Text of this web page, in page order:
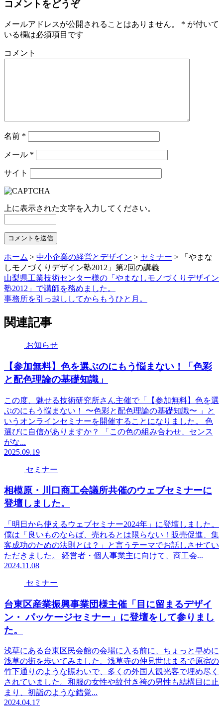
コメントをどうぞ
メールアドレスが公開されることはありません。 * が付いて
いる欄は必須項目です
コメント
名前 *
メール *
サイト
上に表示された文字を入力してください。
ホーム > 中小企業の経営とデザイン > セミナー >
「やまな
しモノづくりデザイン塾2012」第2回の講義
山梨県工業技術センター様の「やまなしモノづくりデザイン
塾2012」で講師を務めました。
事務所を引っ越ししてからもうひと月。
関連記事
お知らせ
【参加無料】色を選ぶのにもう悩まない！「色彩
と配色理論の基礎知識」
この度、魅せる技術研究所さん主催で「【参加無料】色を選
ぶのにもう悩まない！ 〜色彩と配色理論の基礎知識〜 」と
いうオンラインセミナーを開催することになりました。 色
選びに自信がありますか？ 「この色の組み合わせ、センス
がな...
2025.09.19
セミナー
相模原・川口商工会議所共催のウェブセミナーに
登壇しました。
「明日から使えるウェブセミナー2024年」に登壇しました。
僕は「良いものならば、売れるとは限らない！販売促進、集
客成功のための法則とは？」と言うテーマでお話しさせてい
ただきました。 経営者・個人事業主に向けて、商工会...
2024.11.08
セミナー
台東区産業振興事業団様主催「目に留まるデザイ
ン・ パッケージセミナー」に登壇をして参りまし
た。
浅草にある台東区民会館の会場に入る前に、ちょっと早めに
浅草の街を歩いてみました。浅草寺の仲見世はまるで原宿の
竹下通りのような賑わいで、多くの外国人観光客で埋め尽く
されていました。和服の女性や紋付き袴の男性も結構目に止
まり、初詣のような錯覚...
2024.04.17